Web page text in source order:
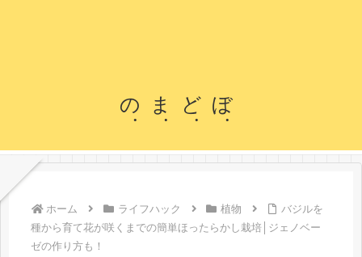
のまどぼ
ホーム ライフハック 植物
バジルを
種から育て花が咲くまでの簡単ほったらかし栽培│ジェノベー
ゼの作り方も！